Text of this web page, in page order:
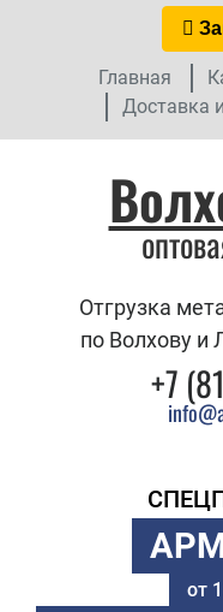
Главная
Доставка
Отгрузка
по Волхову и
+7
от